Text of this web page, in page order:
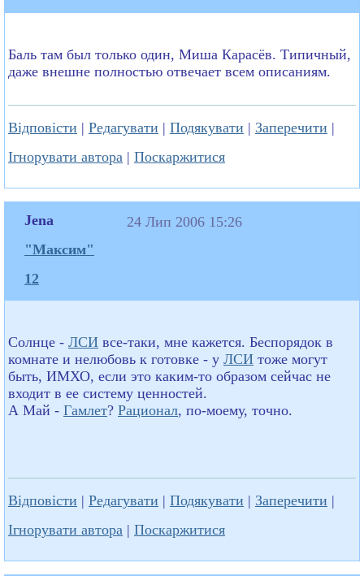
Баль там был только один, Миша Карасёв. Типичный,
даже внешне полностью отвечает всем описаниям.
Відповісти | Редагувати | Подякувати | Заперечити |
Ігнорувати автора | Поскаржитися
Jena
"Максим"
12
24 Лип 2006 15:26
Солнце - ЛСИ все-таки, мне кажется. Беспорядок в
комнате и нелюбовь к готовке - у ЛСИ тоже могут
быть, ИМХО, если это каким-то образом сейчас не
входит в ее систему ценностей.
А Май - Гамлет? Рационал, по-моему, точно.
Відповісти | Редагувати | Подякувати | Заперечити |
Ігнорувати автора | Поскаржитися